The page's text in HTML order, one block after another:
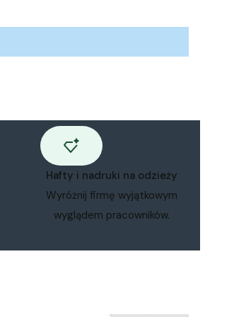
Hafty i nadruki na odzieży
Wyróżnij firmę wyjątkowym
wyglądem pracowników.